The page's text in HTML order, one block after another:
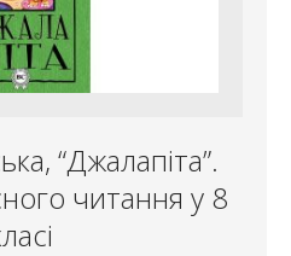
“Джалапіта”.
читання у 8